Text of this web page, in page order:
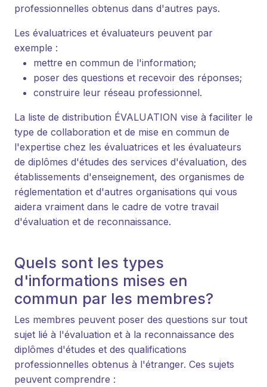
professionnelles obtenus dans d'autres pays.
Les évaluatrices et évaluateurs peuvent par
exemple :
mettre en commun de l'information;
poser des questions et recevoir des réponses;
construire leur réseau professionnel.
La liste de distribution ÉVALUATION vise à faciliter le
type de collaboration et de mise en commun de
l'expertise chez les évaluatrices et les évaluateurs
de diplômes d'études des services d'évaluation, des
établissements d'enseignement, des organismes de
réglementation et d'autres organisations qui vous
aidera vraiment dans le cadre de votre travail
d'évaluation et de reconnaissance.
Quels sont les types
d'informations mises en
commun par les membres?
Les membres peuvent poser des questions sur tout
sujet lié à l'évaluation et à la reconnaissance des
diplômes d'études et des qualifications
professionnelles obtenus à l'étranger. Ces sujets
peuvent comprendre :